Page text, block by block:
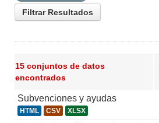
Filtrar Resultados
15 conjuntos de datos
encontrados
Subvenciones y ayudas
HTML CSV XLSX